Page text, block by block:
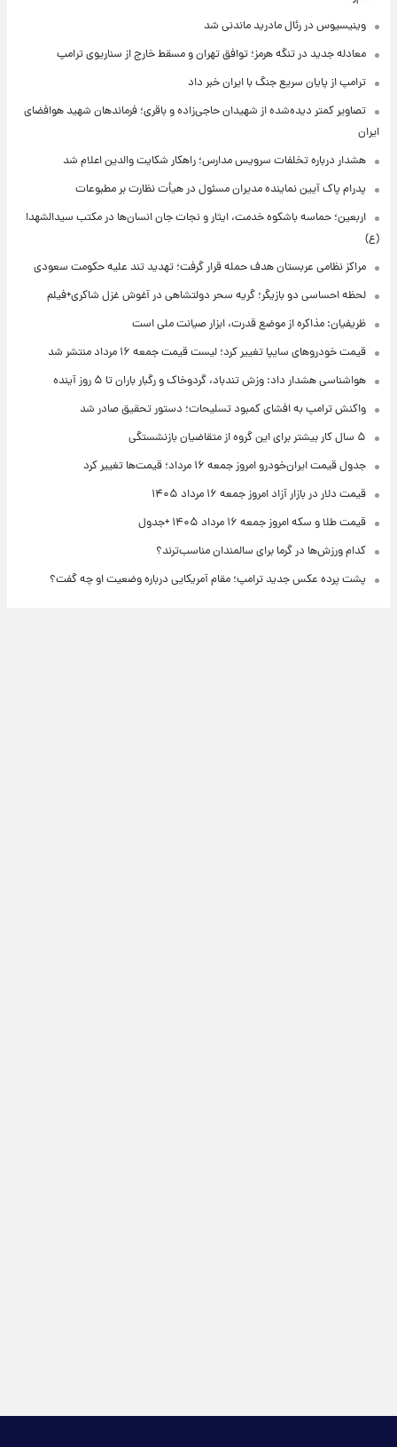
وینیسیوس در رئال مادرید ماندنی شد
معادله جدید در تنگه هرمز؛ توافق تهران و مسقط خارج از سناریوی ترامپ
ترامپ از پایان سریع جنگ با ایران خبر داد
تصاویر کمتر دیده‌شده از شهیدان حاجی‌زاده و باقری؛ فرماندهان شهید هوافضای
ایران
هشدار درباره تخلفات سرویس مدارس؛ راهکار شکایت والدین اعلام شد
پدرام پاک آیین نماینده مدیران مسئول در هیأت نظارت بر مطبوعات
اربعین؛ حماسه باشکوه خدمت، ایثار و نجات جان انسان‌ها در مکتب سیدالشهدا
(ع)
مراکز نظامی عربستان هدف حمله قرار گرفت؛ تهدید تند علیه حکومت سعودی
لحظه احساسی دو بازیگر؛ گریه سحر دولتشاهی در آغوش غزل شاکری+فیلم
ظریفیان: مذاکره از موضع قدرت، ابزار صیانت ملی است
قیمت خودروهای سایپا تغییر کرد؛ لیست قیمت جمعه ۱۶ مرداد منتشر شد
هواشناسی هشدار داد: وزش تندباد، گردوخاک و رگبار باران تا ۵ روز آینده
واکنش ترامپ به افشای کمبود تسلیحات؛ دستور تحقیق صادر شد
۵ سال کار بیشتر برای این گروه از متقاضیان بازنشستگی
جدول قیمت ایران‌خودرو امروز جمعه ۱۶ مرداد؛ قیمت‌ها تغییر کرد
قیمت دلار در بازار آزاد امروز جمعه ۱۶ مرداد ۱۴۰۵
قیمت طلا و سکه امروز جمعه ۱۶ مرداد ۱۴۰۵ +جدول
کدام ورزش‌ها در گرما برای سالمندان مناسب‌ترند؟
پشت پرده عکس جدید ترامپ؛ مقام آمریکایی درباره وضعیت او چه گفت؟